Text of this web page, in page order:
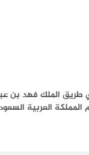
طريق الملك فهد بن عبد